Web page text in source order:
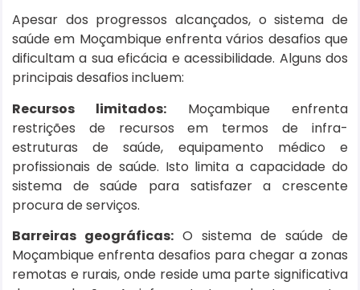
Apesar dos progressos alcançados, o sistema de
saúde em Moçambique enfrenta vários desafios que
dificultam a sua eficácia e acessibilidade. Alguns dos
principais desafios incluem:
Recursos limitados: Moçambique enfrenta
restrições de recursos em termos de infra-
estruturas de saúde, equipamento médico e
profissionais de saúde. Isto limita a capacidade do
sistema de saúde para satisfazer a crescente
procura de serviços.
Barreiras geográficas: O sistema de saúde de
Moçambique enfrenta desafios para chegar a zonas
remotas e rurais, onde reside uma parte significativa